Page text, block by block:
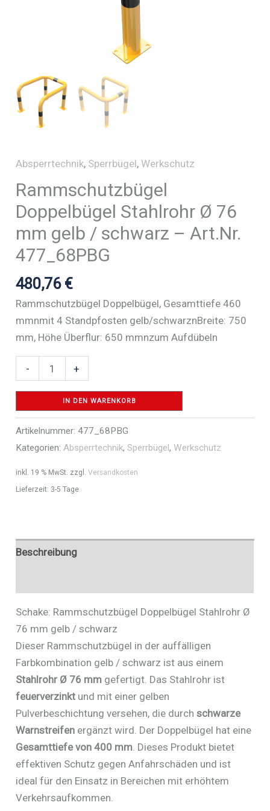
Absperrtechnik, Sperrbügel,Werkschutz
Rammschutzbügel
Doppelbügel Stahlrohr Ø 76
mm gelb / schwarz – Art.Nr.
477_68PBG
480,76 €
Rammschutzbügel Doppelbügel, Gesamttiefe 460
mmnmit 4 Standpfosten gelb/schwarznBreite: 750
mm, Höhe Überflur: 650 mmnzum Aufdübeln
-
Rammschutzbügel
Doppelbügel
Ø
76
mm
477_68PBG
+
IN DEN WARENKORB
Artikelnummer:477_68PBG
Kategorien:Absperrtechnik,Sperrbügel,Werkschutz
inkl. 19 % MwSt. zzgl.Versandkosten
Lieferzeit: 3-5 Tage
Beschreibung
Schake: Rammschutzbügel Doppelbügel Stahlrohr Ø
76 mm gelb / schwarz
Dieser Rammschutzbügel in der auffälligen
Farbkombination gelb / schwarz ist aus einem
Stahlrohr Ø 76 mm gefertigt. Das Stahlrohr ist
feuerverzinkt und mit einer gelben
Pulverbeschichtung versehen, die durchschwarze
Warnstreifen ergänzt wird. Der Doppelbügel hat eine
Gesamttiefe von 400 mm . Dieses Produkt bietet
effektiven Schutz gegen Anfahrschäden und ist
ideal für den Einsatz in Bereichen mit erhöhtem
Verkehrsaufkommen.